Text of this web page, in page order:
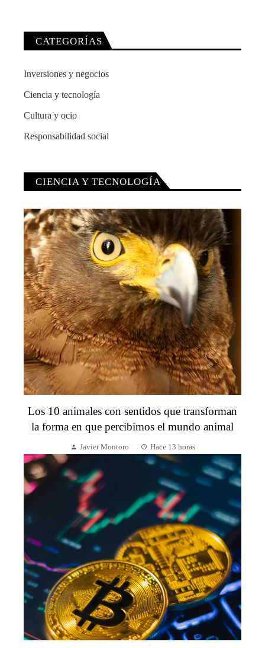
CATEGORÍAS
Inversiones y negocios
Ciencia y tecnología
Cultura y ocio
Responsabilidad social
CIENCIA Y TECNOLOGÍA
Los 10 animales con sentidos que transforman
la forma en que percibimos el mundo animal
Javier Montoro Hace 13 horas